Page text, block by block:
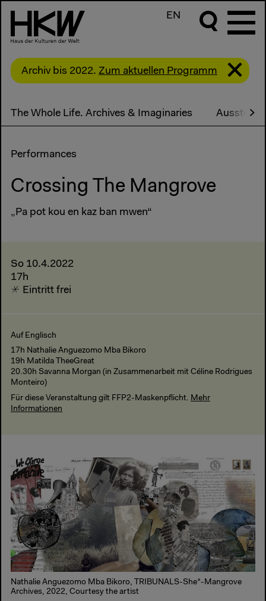
EN
Archiv bis 2022. Zum aktuellen Programm
The Whole Life. Archives & Imaginaries
Performances
Crossing The Mangrove
„Pa pot kou en kaz ban mwen“
So 10.4.2022
17h
Eintritt frei
Auf Englisch
17h Nathalie Anguezomo Mba Bikoro
19h Matilda TheeGreat
20.30h Savanna Morgan (in Zusammenarbeit mit Céline Rodrigues
Monteiro)
Für diese Veranstaltung gilt FFP2-Maskenpflicht. Mehr
Informationen
Nathalie Anguezomo Mba Bikoro, TRIBUNALS-She*-Mangrove
Archives, 2022, Courtesy the artist